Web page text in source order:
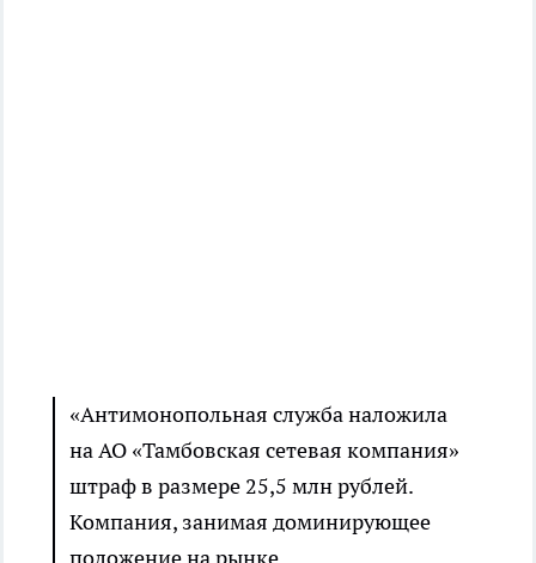
«Антимонопольная служба наложила
на АО «Тамбовская сетевая компания»
штраф в размере 25,5 млн рублей.
Компания, занимая доминирующее